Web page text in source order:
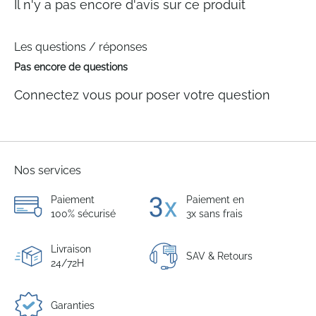
Il n'y a pas encore d'avis sur ce produit
Les questions / réponses
Pas encore de questions
Connectez vous pour poser votre question
Nos services
Paiement
100% sécurisé
Paiement en
3x sans frais
Livraison
24/72H
SAV & Retours
Garanties